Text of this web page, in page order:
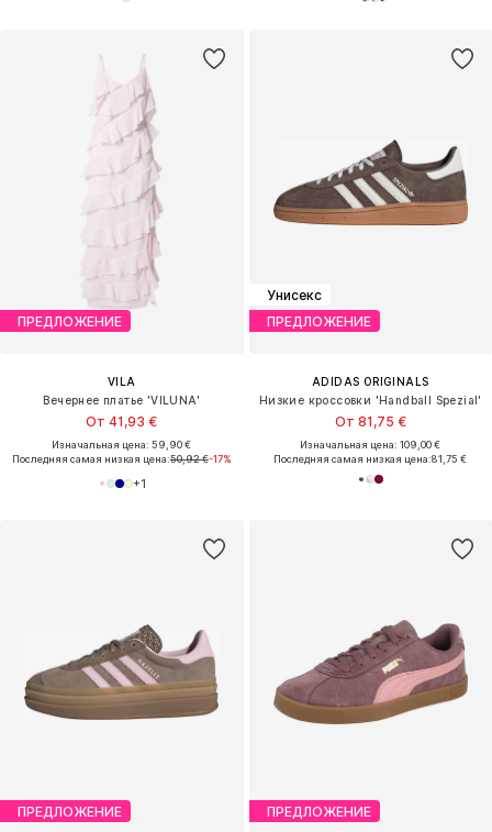
ПРЕДЛОЖЕНИЕ
VILA
Вечернее платье 'VILUNA'
От 41,93 €
Изначальная цена: 59,90 €
Последняя самая низкая цена:50,92 €-17%
+1
Унисекс
ПРЕДЛОЖЕНИЕ
ADIDAS ORIGINALS
Низкие кроссовки 'Handball Spezial'
От 81,75 €
Изначальная цена: 109,00 €
Последняя самая низкая цена:81,75 €
ПРЕДЛОЖЕНИЕ ПРЕДЛОЖЕНИЕ